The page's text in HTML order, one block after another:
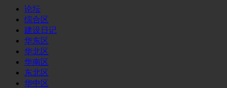
论坛
综合区
建设日记
华东区
华北区
华南区
东北区
华中区